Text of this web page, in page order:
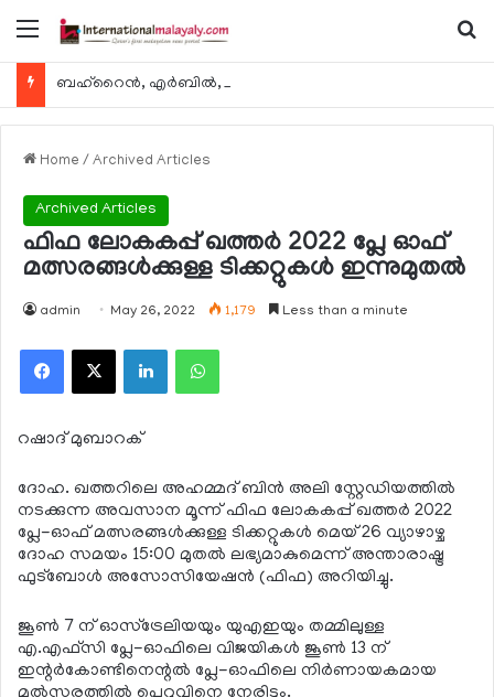
Menu
Home / Archived Articles
Archived Articles
ഫിഫ ലോകകപ്പ് ഖത്തര്‍ 2022 പ്ലേ ഓഫ്
മത്സരങ്ങള്‍ക്കുള്ള ടിക്കറ്റുകള്‍ ഇന്നുമുതല്‍
admin May 26, 2022 1,179 Less than a minute
Facebook
X LinkedInWhatsApp
റഷാദ് മുബാറക്
ദോഹ. ഖത്തറിലെ അഹമ്മദ് ബിന്‍ അലി സ്റ്റേഡിയത്തില്‍
നടക്കുന്ന അവസാന മൂന്ന് ഫിഫ ലോകകപ്പ് ഖത്തര്‍ 2022
പ്ലേ-ഓഫ് മത്സരങ്ങള്‍ക്കുള്ള ടിക്കറ്റുകള്‍ മെയ് 26 വ്യാഴാഴ്ച
ദോഹ സമയം 15:00 മുതല്‍ ലഭ്യമാകുമെന്ന് അന്താരാഷ്ട്ര
ഫുട്ബോള്‍ അസോസിയേഷന്‍ (ഫിഫ) അറിയിച്ചു.
ജൂണ്‍ 7 ന് ഓസ്‌ട്രേലിയയും യുഎഇയും തമ്മിലുള്ള
എ.എഫ്സി പ്ലേ-ഓഫിലെ വിജയികള്‍ ജൂണ്‍ 13 ന്
ഇന്റര്‍കോണ്ടിനെന്റല്‍ പ്ലേ-ഓഫിലെ നിര്‍ണായകമായ